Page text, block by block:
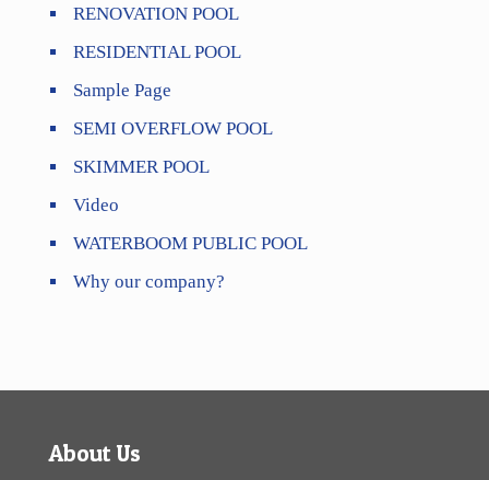
RENOVATION POOL
RESIDENTIAL POOL
Sample Page
SEMI OVERFLOW POOL
SKIMMER POOL
Video
WATERBOOM PUBLIC POOL
Why our company?
About Us